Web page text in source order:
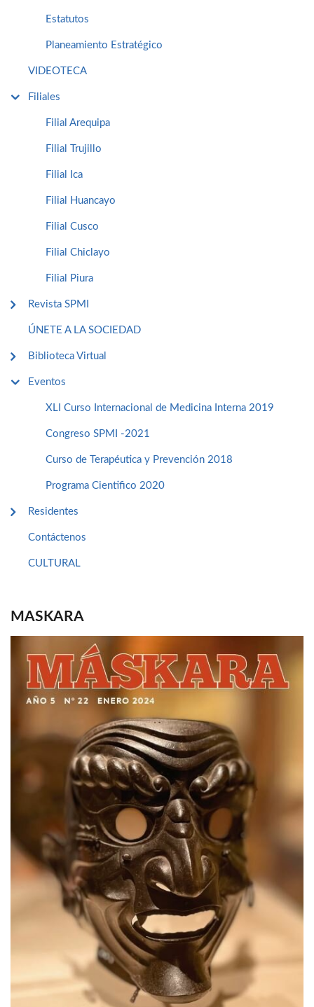
Estatutos
Planeamiento Estratégico
VIDEOTECA
Filiales
Filial Arequipa
Filial Trujillo
Filial Ica
Filial Huancayo
Filial Cusco
Filial Chiclayo
Filial Piura
Revista SPMI
ÚNETE A LA SOCIEDAD
Biblioteca Virtual
Eventos
XLI Curso Internacional de Medicina Interna 2019
Congreso SPMI -2021
Curso de Terapéutica y Prevención 2018
Programa Cientifico 2020
Residentes
Contáctenos
CULTURAL
MASKARA